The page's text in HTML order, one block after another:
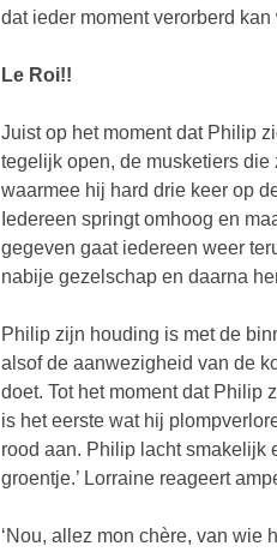
dat ieder moment verorberd
Le Roi!!
Juist op het moment dat Philip
tegelijk open, de musketiers
waarmee hij hard drie keer op
Iedereen springt omhoog en
gegeven gaat iedereen weer
nabije gezelschap en daarna
Philip zijn houding is met de
alsof de aanwezigheid van de
doet. Tot het moment dat Philip
is het eerste wat hij
rood aan. Philip lacht smakelijk
groentje.’ Lorraine reageert
‘Nou, allez mon chère, van wie